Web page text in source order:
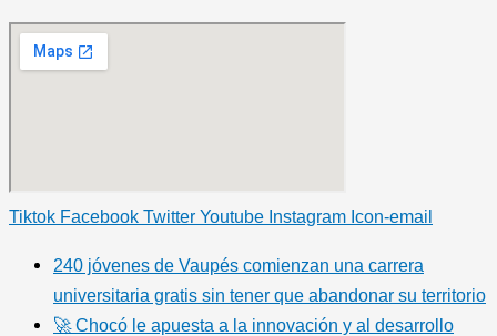
Tiktok Facebook Twitter Youtube Instagram Icon-email
240 jóvenes de Vaupés comienzan una carrera
universitaria gratis sin tener que abandonar su territorio
🚀 Chocó le apuesta a la innovación y al desarrollo